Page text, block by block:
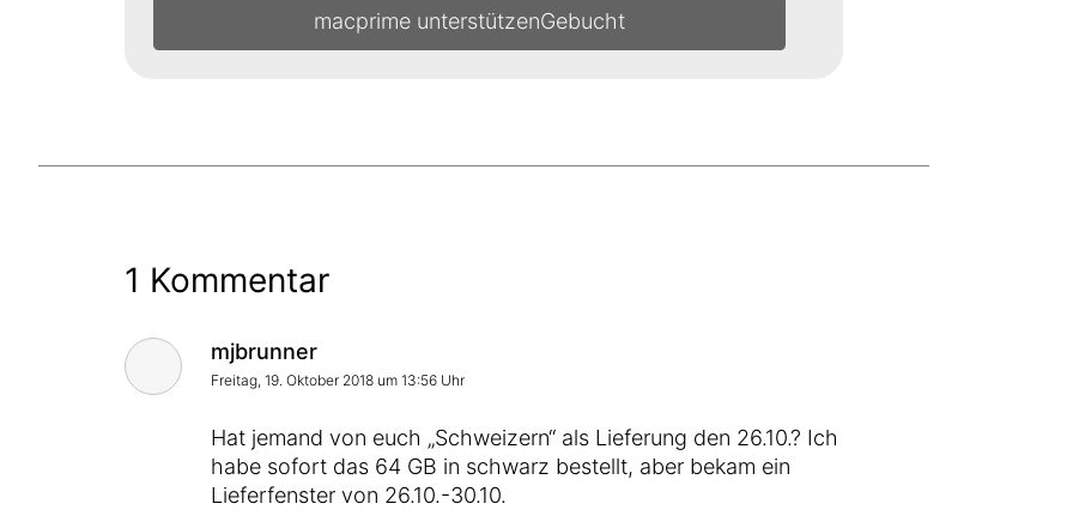
macprime unterstützen
1 Kommentar
Kommentar von
mjbrunner
Freitag, 19. Oktober 2018 um 13:56 Uhr
Hat jemand von euch „Schweizern“ als Lieferung den 26.10.? Ich
habe sofort das 64 GB in schwarz bestellt, aber bekam ein
Lieferfenster von 26.10.-30.10.